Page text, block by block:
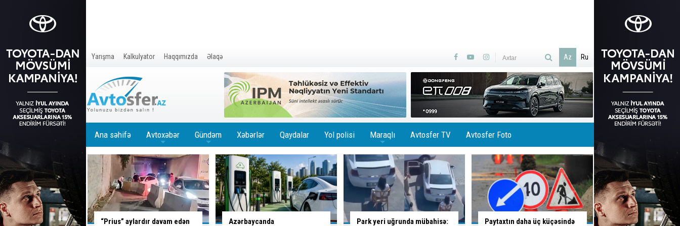
Yarışma Kalkulyator Haqqımızda Əlaqə Az Ru
Ana səhifə Avtoxəbər Gündəm Xəbərlər Qaydalar Yol polisi Maraqlı Avtosfer TV Avtosfer Foto
davam edən
Azərbaycanda
Park yeri uğrunda mübahisə:
Paytaxtın daha üç küçəsində
Bakının hansı küçə və
Svetofora əhəmiyyət